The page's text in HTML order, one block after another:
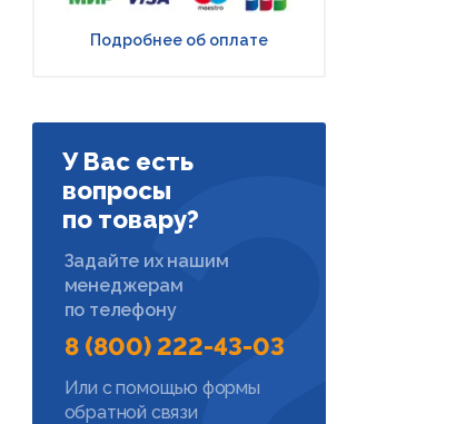
Подробнее об оплате
У Вас есть
вопросы
по товару?
Задайте их нашим
менеджерам
по телефону
8 (800) 222-43-03
Или с помощью формы
обратной связи